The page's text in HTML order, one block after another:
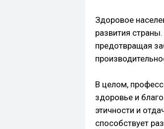
Здоровое
развития
предотвращая
В целом,
здоровье и
этичности и
способствует